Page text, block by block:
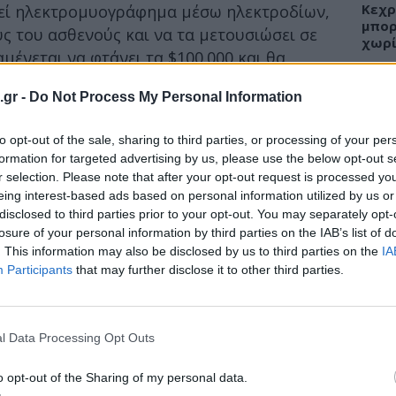
- Do Not Process My Personal Information
opt-out of the sale, sharing to third parties, or processing of your
for targeted advertising by us, please use the below opt-out
selection. Please note that after your opt-out request is processed
interest-based ads based on personal information utilized by us
to third parties prior to your opt-out. You may separately
of your personal information by third parties on the IAB’s list of
This information may also be disclosed by us to third parties on the
Participants that may further disclose it to other third parties.
Data Processing Opt Outs
opt-out of the Sharing of my personal data.
ηλεκτρομυογράφημα μέσω ηλεκτροδίων,
του ασθενούς και να τα μετουσιώσει σε
να φτάνει τα $100.000 και θα
Bionics.
άκρου είναι Life Under Kinetic Evolution
Kamen στον Οργανισμό Έρευνας και
εν μέρει, από την Defense Advanced
ως μέρος μιας επενδυτικής
για την εξέλιξη της ρομποτικής
ο στόχος της πρωτοβουλίας ήταν η
προσθετικών άκρων και το να δώσει σε
και κάθε άνθρωπο χωρίς άνω άκρο τη
ρυθμούς ζωής.